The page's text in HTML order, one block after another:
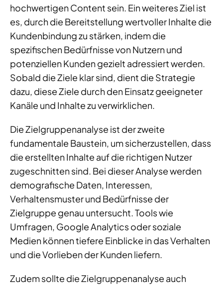
hochwertigen Content sein. Ein weiteres Ziel ist
es, durch die Bereitstellung wertvoller Inhalte die
Kundenbindung zu stärken, indem die
spezifischen Bedürfnisse von Nutzern und
potenziellen Kunden gezielt adressiert werden.
Sobald die Ziele klar sind, dient die Strategie
dazu, diese Ziele durch den Einsatz geeigneter
Kanäle und Inhalte zu verwirklichen.
Die Zielgruppenanalyse ist der zweite
fundamentale Baustein, um sicherzustellen, dass
die erstellten Inhalte auf die richtigen Nutzer
zugeschnitten sind. Bei dieser Analyse werden
demografische Daten, Interessen,
Verhaltensmuster und Bedürfnisse der
Zielgruppe genau untersucht. Tools wie
Umfragen, Google Analytics oder soziale
Medien können tiefere Einblicke in das Verhalten
und die Vorlieben der Kunden liefern.
Zudem sollte die Zielgruppenanalyse auch